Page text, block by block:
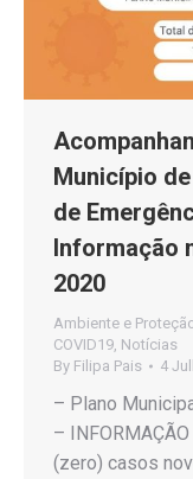
Município
de
Informação
2020
Ambiente e
COVID19 Notícias
By Filipa Pais 4
– Plano
–
(zero) casos